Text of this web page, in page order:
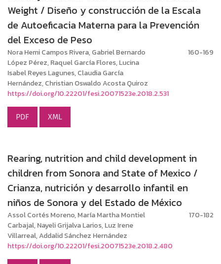
Weight / Diseño y construcción de la Escala
de Autoeficacia Materna para la Prevención
del Exceso de Peso
Nora Hemi Campos Rivera, Gabriel Bernardo
López Pérez, Raquel García Flores, Lucina
Isabel Reyes Lagunes, Claudia García
Hernández, Christian Oswaldo Acosta Quiroz
160-169
https://doi.org/10.22201/fesi.20071523e.2018.2.531
PDF XML
Rearing, nutrition and child development in
children from Sonora and State of Mexico /
Crianza, nutrición y desarrollo infantil en
niños de Sonora y del Estado de México
Assol Cortés Moreno, María Martha Montiel
Carbajal, Nayeli Grijalva Larios, Luz Irene
Villarreal, Addalid Sánchez Hernández
170-182
https://doi.org/10.22201/fesi.20071523e.2018.2.480